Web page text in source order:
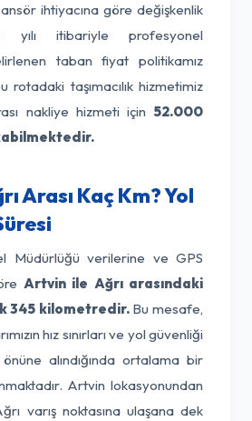
ihtiyacına göre değişkenlik
yılı itibariyle profesyonel
taban fiyat politikamız
rotadaki taşımacılık hizmetimiz
nakliye hizmeti için 52.000
Arası Kaç Km? Yol
Müdürlüğü verilerine ve GPS
Artvin ile Ağrı arasındaki
345 kilometredir.Bu mesafe,
hız sınırları ve yol güvenliği
alındığında ortalama bir
Artvin lokasyonundan
varış noktasına ulaşana dek